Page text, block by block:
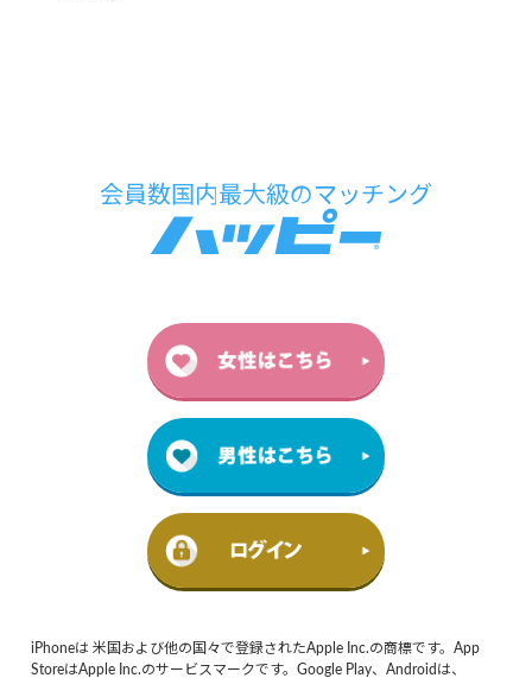
iPhoneは 米国および他の国々で登録されたApple Inc.の商標です。App
StoreはApple Inc.のサービスマークです。Google Play、Androidは、